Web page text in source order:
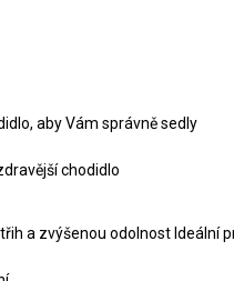
aby Vám správně sedly
chodidlo
a zvýšenou odolnost Ideální